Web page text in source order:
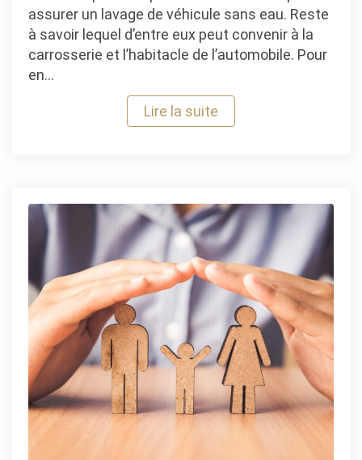
assurer un lavage de véhicule sans eau. Reste
à savoir lequel d’entre eux peut convenir à la
carrosserie et l’habitacle de l’automobile. Pour
en…
Lire la suite